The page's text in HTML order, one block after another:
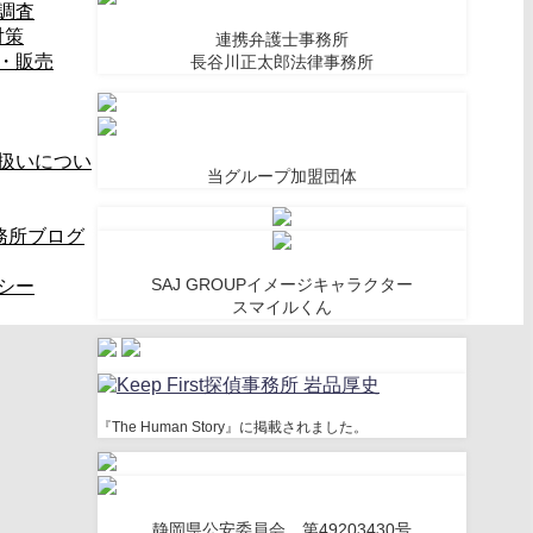
連携弁護士事務所
長谷川正太郎法律事務所
当グループ加盟団体
SAJ GROUPイメージキャラクター
スマイルくん
『The Human Story』に掲載されました。
査
策
販売
いについ
所ブログ
ー